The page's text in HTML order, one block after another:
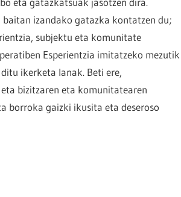
izandako gatazka kontatzen du;
subjektu eta komunitate
Esperientzia imitatzeko mezutik
ikerketa lanak. Beti ere,
bizitzaren eta komunitatearen
borroka gaizki ikusita eta deseroso